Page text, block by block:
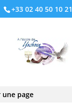
+33 02 40 50 10 21
page